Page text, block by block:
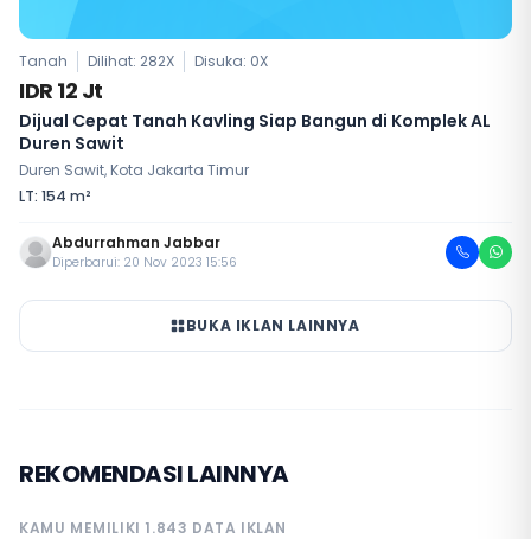
Tanah Dilihat: 282X Disuka: 0X
IDR 12 Jt
Dijual Cepat Tanah Kavling Siap Bangun di Komplek AL
Duren Sawit
Duren Sawit, Kota Jakarta Timur
LT: 154 m²
Abdurrahman Jabbar
Diperbarui: 20 Nov 2023 15:56
BUKA IKLAN LAINNYA
REKOMENDASI LAINNYA
KAMU MEMILIKI 1.843 DATA IKLAN